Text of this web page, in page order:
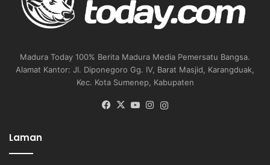
Madura Today 100% Berita Madura Media Pemersatu Bangsa.
Alamat Kantor: Jl. Diponegoro Gg. IV, Barat Masjid, Karangduak,
Kec. Kota Sumenep, Kabupaten
Facebook
X YouTubeInstagram
Laman